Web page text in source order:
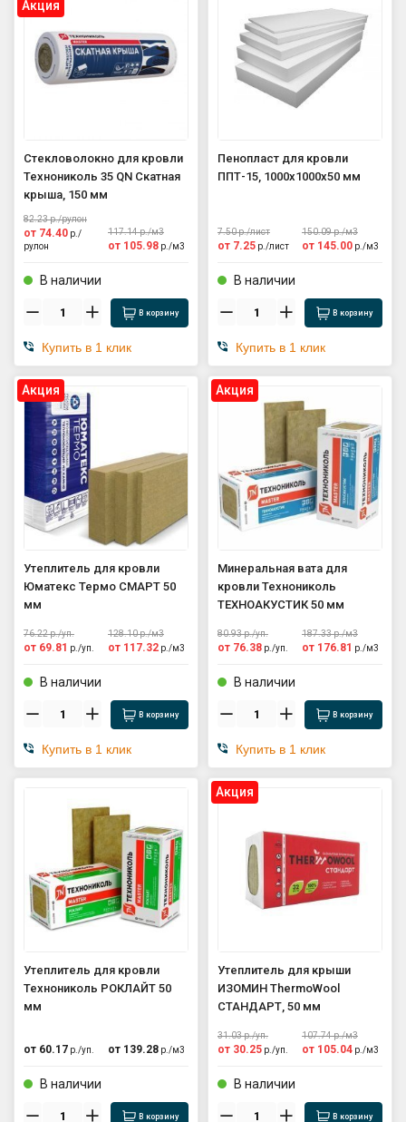
GPS координаты проезда к
складу:
53.85987990162563,27.420653302
sales@profkomplekt.by
Aкция
Стекловолокно для кровли
Технониколь 35 QN Скатная
крыша, 150 мм
82.23р./рулон
от 74.40 р./
рулон
117.14р./м3
от 105.98 р./м3
В наличии
В корзину
Купить в 1 клик
Пенопласт для кровли
ППТ-15, 1000х1000х50 мм
7.50р./лист
от 7.25 р./лист
150.09р./м3
от 145.00 р./м3
В наличии
В корзину
Купить в 1 клик
Aкция
Утеплитель для кровли
Юматекс Термо СМАРТ 50
мм
76.22р./уп.
от 69.81 р./уп.
128.10р./м3
от 117.32 р./м3
В наличии
В корзину
Купить в 1 клик
Aкция
Минеральная вата для
кровли Технониколь
ТЕХНОАКУСТИК 50 мм
80.93р./уп.
от 76.38 р./уп.
187.33р./м3
от 176.81 р./м3
В наличии
В корзину
Купить в 1 клик
Утеплитель для кровли
Технониколь РОКЛАЙТ 50
мм
от 60.17 р./уп. от 139.28 р./м3
В наличии
В корзину
Aкция
Утеплитель для крыши
ИЗОМИН ThermoWool
СТАНДАРТ, 50 мм
31.03р./уп.
от 30.25 р./уп.
107.74р./м3
от 105.04 р./м3
В наличии
В корзину